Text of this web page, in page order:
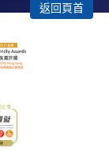
返回頁首